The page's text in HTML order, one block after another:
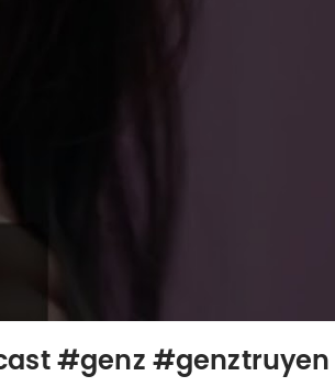
#genz #genztruyen